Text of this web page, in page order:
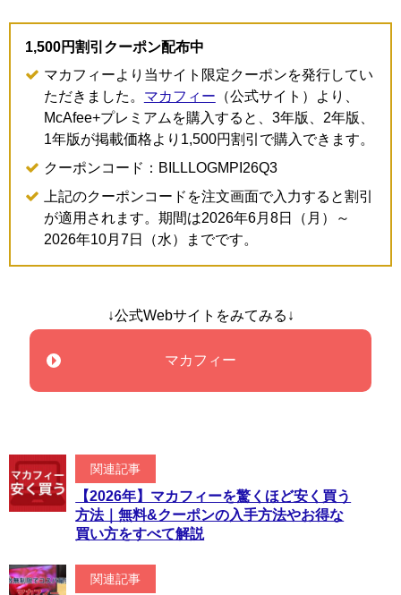
1,500円割引クーポン配布中
マカフィーより当サイト限定クーポンを発行してい
ただきました。 マカフィー （公式サイト）より、
McAfee+プレミアムを購入すると、3年版、2年版、
1年版が掲載価格より1,500円割引で購入できます。
クーポンコード：BILLLOGMPI26Q3
上記のクーポンコードを注文画面で入力すると割引
が適用されます。期間は2026年6月8日（月）～
2026年10月7日（水）までです。
↓公式Webサイトをみてみる↓
マカフィー
関連記事
【2026年】マカフィーを驚くほど安く買う
方法｜無料&クーポンの入手方法やお得な
買い方をすべて解説
関連記事